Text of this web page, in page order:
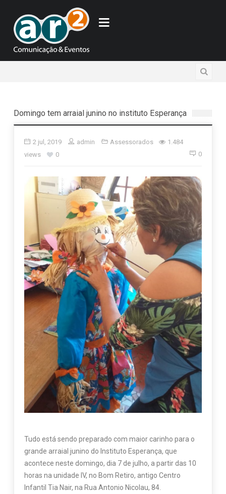
Domingo tem arraial junino no instituto Esperança
2 jul, 2019 admin Assessorados
1.484
views
0 0
Tudo está sendo preparado com maior carinho para o
grande arraial junino do Instituto Esperança, que
acontece neste domingo, dia 7 de julho, a partir das 10
horas na unidade IV, no Bom Retiro, antigo Centro
Infantil Tia Nair, na Rua Antonio Nicolau, 84.